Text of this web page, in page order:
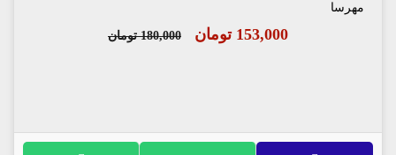
مهرسا
153,000 تومان 180,000 تومان